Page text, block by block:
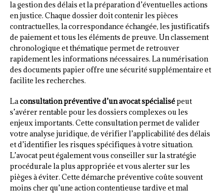
la gestion des délais et la préparation d’éventuelles actions
en justice. Chaque dossier doit contenir les pièces
contractuelles, la correspondance échangée, les justificatifs
de paiement et tous les éléments de preuve. Un classement
chronologique et thématique permet de retrouver
rapidement les informations nécessaires. La numérisation
des documents papier offre une sécurité supplémentaire et
facilite les recherches.
Laconsultation préventive d’un avocat spécialisépeut
s’avérer rentable pour les dossiers complexes ou les
enjeux importants. Cette consultation permet de valider
votre analyse juridique, de vérifier l’applicabilité des délais
et d’identifier les risques spécifiques à votre situation.
L’avocat peut également vous conseiller sur la stratégie
procédurale la plus appropriée et vous alerter sur les
pièges à éviter. Cette démarche préventive coûte souvent
moins cher qu’une action contentieuse tardive et mal